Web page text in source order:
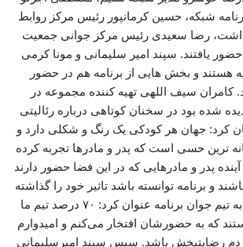
شبکه، حسین کرمانپور رئیس مرکز روابط
رضا سعیدی رئیس مرکز جوانی جمعیت
یافتند. سپند امیر سلیمانی و مونا کرمی
هستند و بخش هایی از برنامه هم در حضور
سیف اللهی تهیه کننده مجموعه در
شده بود در سخنان کوتاهی درباره رئالیتی
کرد: جهان هر کودکی یک رنگ و شکلی دارد و
ترین حسی است که پدر و مادرها تجربه کرده
پدر و مادرهایی که در این فضا حضور دارند
و برنامه توانسته باشد تاثیر خود را گذاشته
باشد. وی با اشاره به تیم جوان برنامه عنوان کرد: ۷۰ درصد تیم ما
به دهه ۷۰ هستند که به حضورشان افتخار می‌کنم و امیدوارم
رضایتبخش باشد. سپس سپند امیرسلیمانی